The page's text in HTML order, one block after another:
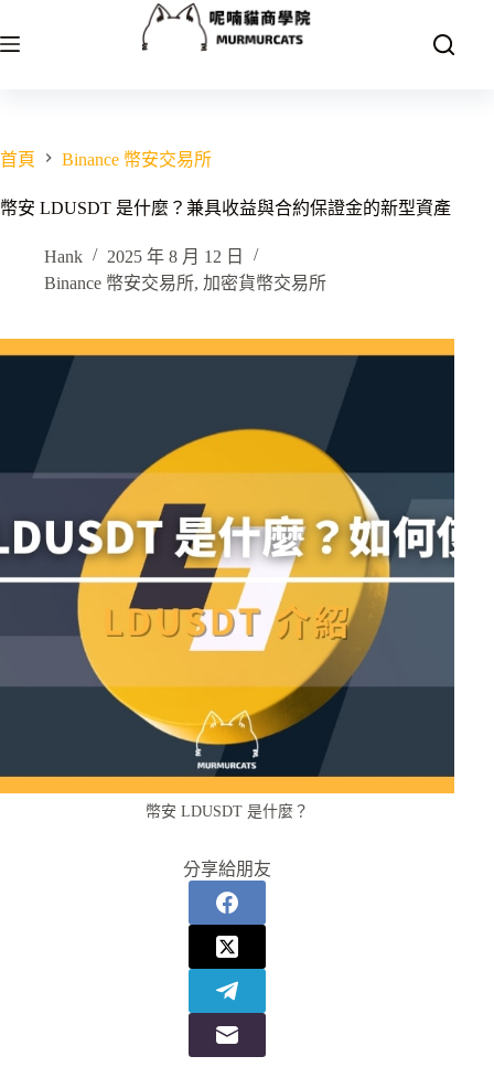
至
容
首頁 Binance 幣安交易所
幣安 LDUSDT 是什麼？兼具收益與合約保證金的新型資產
Hank
2025 年 8 月 12 日
Binance 幣安交易所, 加密貨幣交易所
幣安 LDUSDT 是什麼？
分享給朋友